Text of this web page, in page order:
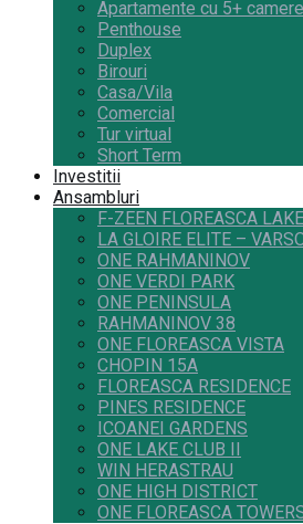
Apartamente cu 5+ camere
Penthouse
Duplex
Birouri
Casa/Vila
Comercial
Tur virtual
Short Term
Investitii
Ansambluri
F-ZEEN FLOREASCA LAKE
LA GLOIRE ELITE –
ONE RAHMANINOV
ONE VERDI PARK
ONE PENINSULA
RAHMANINOV 38
ONE FLOREASCA VISTA
CHOPIN 15A
FLOREASCA RESIDENCE
PINES RESIDENCE
ICOANEI GARDENS
ONE LAKE CLUB II
WIN HERASTRAU
ONE HIGH DISTRICT
ONE FLOREASCA